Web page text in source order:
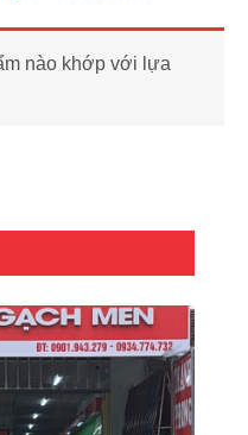
nào khớp với lựa